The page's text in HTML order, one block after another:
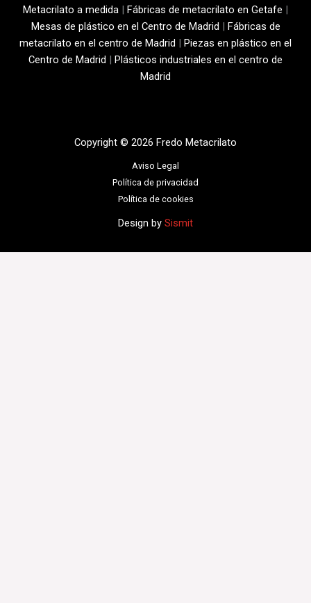
Metacrilato a medida | Fábricas de metacrilato en Getafe |
Mesas de plástico en el Centro de Madrid | Fábricas de
metacrilato en el centro de Madrid | Piezas en plástico en el
Centro de Madrid | Plásticos industriales en el centro de
Madrid
Copyright © 2026 Fredo Metacrilato
Aviso Legal
Política de privacidad
Política de cookies
Design by Sismit